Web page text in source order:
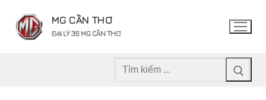
MG CẦN THƠ
ĐẠI LÝ 3S MG CẦN THƠ
Tìm